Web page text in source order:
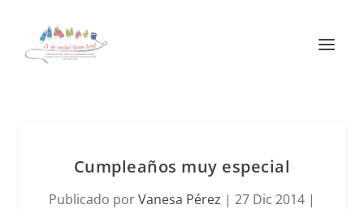
Cumpleaños muy especial
Publicado porVanesa Pérez | 27 Dic 2014 |